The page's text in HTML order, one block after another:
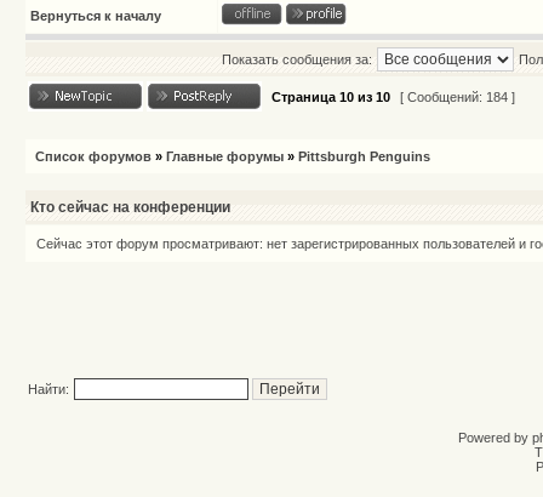
Вернуться к началу
Показать сообщения за:
Страница 10 из 10 [ Сообщений: 184 ]
Список форумов » Главные форумы » Pittsburgh Penguins
Кто сейчас на конференции
Сейчас этот форум просматривают: нет зарегистрированных пользователей и
Найти:
Powered by